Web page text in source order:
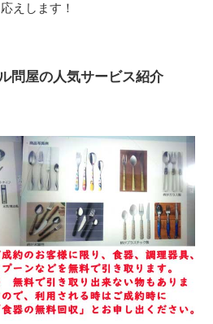
えします！
問屋の人気サービス紹介